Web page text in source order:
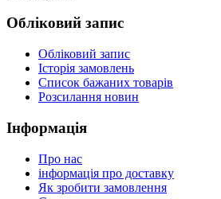
Обліковий запис
Обліковий запис
Історія замовлень
Список бажаних товарів
Розсилання новин
Інформація
Про нас
інформація про доставку
Як зробити замовлення